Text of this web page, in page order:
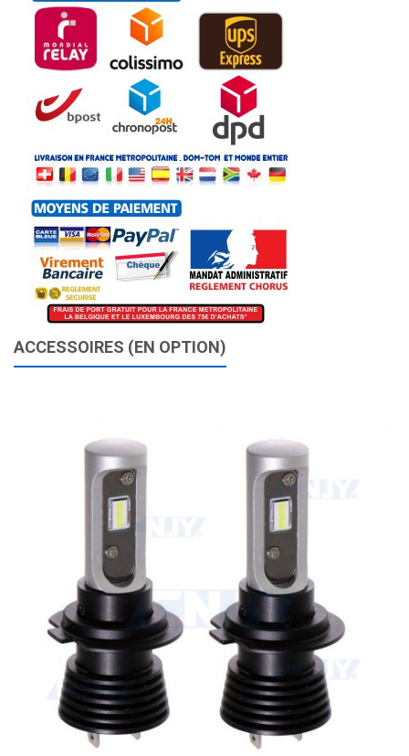
ACCESSOIRES (EN OPTION)